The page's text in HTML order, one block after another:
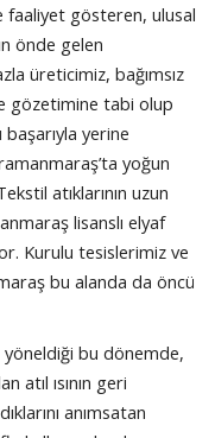
faaliyet gösteren, ulusal
önde gelen
üreticimiz, bağımsız
gözetimine tabi olup
yerine
yoğun
atıklarının uzun
lisanslı elyaf
Kurulu tesislerimiz ve
bu alanda da öncü
yöneldiği bu dönemde,
atıl ısının geri
anımsatan